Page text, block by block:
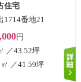
住宅
1714番地21
円
／43.52坪
㎡ ／41.59坪